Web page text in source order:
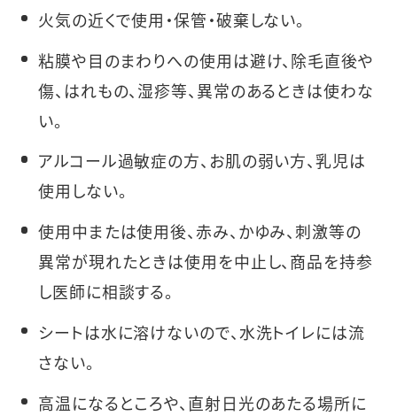
火気の近くで使用・保管・破棄しない。
粘膜や目のまわりへの使用は避け、除毛直後や
傷、はれもの、湿疹等、異常のあるときは使わな
い。
アルコール過敏症の方、お肌の弱い方、乳児は
使用しない。
使用中または使用後、赤み、かゆみ、刺激等の
異常が現れたときは使用を中止し、商品を持参
し医師に相談する。
シートは水に溶けないので、水洗トイレには流
さない。
高温になるところや、直射日光のあたる場所に